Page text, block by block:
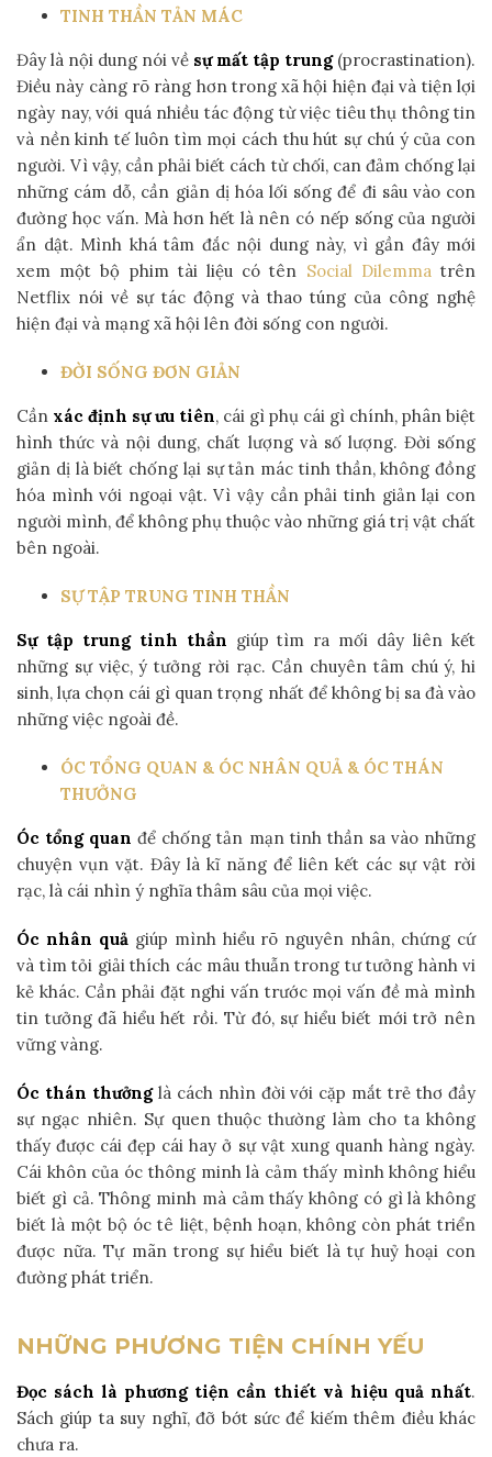
TINH THẦN TẢN MÁC
Đây là nội dung nói về sự mất tập trung(procrastination).
Điều này càng rõ ràng hơn trong xã hội hiện đại và tiện lợi
ngày nay, với quá nhiều tác động từ việc tiêu thụ thông tin
và nền kinh tế luôn tìm mọi cách thu hút sự chú ý của con
người. Vì vậy, cần phải biết cách từ chối, can đảm chống lại
những cám dỗ, cần giản dị hóa lối sống để đi sâu vào con
đường học vấn. Mà hơn hết là nên có nếp sống của người
ẩn dật. Mình khá tâm đắc nội dung này, vì gần đây mới
xem một bộ phim tài liệu có tên Social Dilemmatrên
Netflix nói về sự tác động và thao túng của công nghệ
hiện đại và mạng xã hội lên đời sống con người.
ĐỜI SỐNG ĐƠN GIẢN
Cần xác định sự ưu tiên, cái gì phụ cái gì chính, phân biệt
hình thức và nội dung, chất lượng và số lượng. Đời sống
giản dị là biết chống lại sự tản mác tinh thần, không đồng
hóa mình với ngoại vật. Vì vậy cần phải tinh giản lại con
người mình, để không phụ thuộc vào những giá trị vật chất
bên ngoài.
SỰ TẬP TRUNG TINH THẦN
Sự tập trung tinh thần giúp tìm ra mối dây liên kết
những sự việc, ý tưởng rời rạc. Cần chuyên tâm chú ý, hi
sinh, lựa chọn cái gì quan trọng nhất để không bị sa đà vào
những việc ngoài đề.
ÓC TỔNG QUAN & ÓC NHÂN QUẢ & ÓC THÁN
THƯỞNG
Óc tổng quan để chống tản mạn tinh thần sa vào những
chuyện vụn vặt. Đây là kĩ năng để liên kết các sự vật rời
rạc, là cái nhìn ý nghĩa thâm sâu của mọi việc.
Óc nhân quảgiúp mình hiểu rõ nguyên nhân, chứng cứ
và tìm tỏi giải thích các mâu thuẫn trong tư tưởng hành vi
kẻ khác. Cần phải đặt nghi vấn trước mọi vấn đề mà mình
tin tưởng đã hiểu hết rồi. Từ đó, sự hiểu biết mới trở nên
vững vàng.
Óc thán thưởnglà cách nhìn đời với cặp mắt trẻ thơ đầy
sự ngạc nhiên. Sự quen thuộc thường làm cho ta không
thấy được cái đẹp cái hay ở sự vật xung quanh hàng ngày.
Cái khôn của óc thông minh là cảm thấy mình không hiểu
biết gì cả. Thông minh mà cảm thấy không có gì là không
biết là một bộ óc tê liệt, bệnh hoạn, không còn phát triển
được nữa. Tự mãn trong sự hiểu biết là tự huỷ hoại con
đường phát triển.
NHỮNG PHƯƠNG TIỆN CHÍNH YẾU
Đọc sách là phương tiện cần thiết và hiệu quả nhất.
Sách giúp ta suy nghĩ, đỡ bớt sức để kiếm thêm điều khác
chưa ra.